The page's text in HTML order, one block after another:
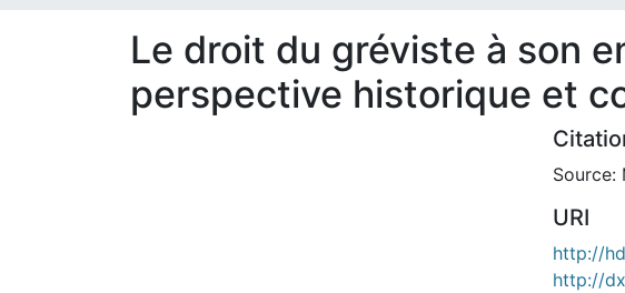
Le droit du gréviste à son
perspective historique et
Source:
URI
http://
http://